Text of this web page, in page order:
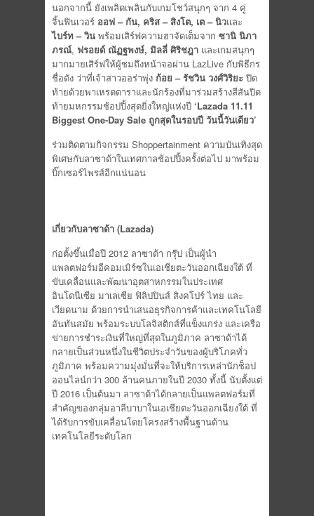
นอกจากนี้ ยังเพลิดเพลินกับเกมโชว์สนุกๆ จาก 4 คู่
จิ้นฟินเวอร์ ออฟ – กัน, คริส – สิงโต, เต – นิวและ
ไบร์ท – วิน พร้อมเสิร์ฟความฮาจัดเต็มจาก ซานิ นิภา
ภรณ์, ฟรอยด์ ณัฏฐพงษ์, มิลลี่ ศิริชฎา และเกมสนุกๆ
มากมายเสิร์ฟให้ผู้ชมถึงหน้าจอผ่าน LazLive กับพิธีกร
ชื่อดัง ว่าที่เจ้าสาวออร่าพุ่ง ก้อย – รัชวิน วงศ์วิริยะ ปิด
ท้ายด้วยพาเหรดดาราและนักร้องที่มาร่วมสร้างสีสันปิด
ท้ายมหกรรมช้อปปิ้งสุดยิ่งใหญ่แห่งปี ‘Lazada 11.11
Biggest One-Day Sale ถูกสุดในรอบปี วันนี้วันเดียว’
ร่วมติดตามกิจกรรม Shoppertainment ความบันเทิงสุด
พิเศษกับลาซาด้าในเทศกาลช้อปปิ้งครั้งต่อไป มาพร้อม
บิ๊กเซอร์ไพรส์อีกแน่นอน
เกี่ยวกับลาซาด้า (Lazada)
ก่อตั้งขึ้นเมื่อปี 2012 ลาซาด้า กรุ๊ป เป็นผู้นำ
แพลตฟอร์มอีคอมเมิร์ซในเอเชียตะวันออกเฉียงใต้ ที่
ขับเคลื่อนและพัฒนาอุตสาหกรรมในประเทศ
อินโดนีเซีย มาเลเซีย ฟิลิปปินส์ สิงคโปร์ ไทย และ
เวียดนาม ด้วยการนำเสนอธุรกิจการค้าและเทคโนโลยี
อันทันสมัย พร้อมระบบโลจิสติกส์ที่แข็งแกร่ง และเครือ
ข่ายการชำระเงินที่ใหญ่ที่สุดในภูมิภาค ลาซาด้าได้
กลายเป็นส่วนหนึ่งในชีวิตประจำวันของผู้บริโภคทั่ว
ภูมิภาค พร้อมความมุ่งมั่นที่จะให้บริการเหล่านักช็อป
ออนไลน์กว่า 300 ล้านคนภายในปี 2030 ทั้งนี้ นับตั้งแต่
ปี 2016 เป็นต้นมา ลาซาด้าได้กลายเป็นแพลตฟอร์มที่
สำคัญของกลุ่มอาลีบาบาในเอเชียตะวันออกเฉียงใต้ ที่
ได้รับการขับเคลื่อนโดยโครงสร้างพื้นฐานด้าน
เทคโนโลยีระดับโลก